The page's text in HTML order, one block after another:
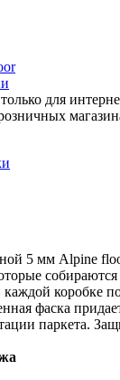
для
5 мм Alpine
коробке
фаска
паркета.